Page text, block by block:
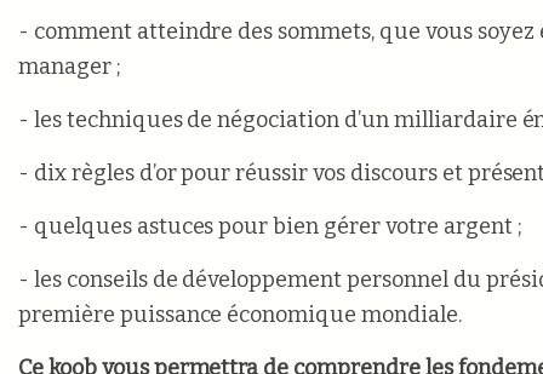
- comment atteindre des sommets, que vous soyez
manager ;
- les techniques de négociation d’un milliardaire
- dix règles d’or pour réussir vos discours et
- quelques astuces pour bien gérer votre argent ;
- les conseils de développement personnel du
première puissance économique mondiale.
Ce koob vous permettra de comprendre les